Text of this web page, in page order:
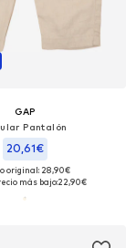
GAP
Pantalón
20,61€
original: 28,90€
más bajo:22,90€